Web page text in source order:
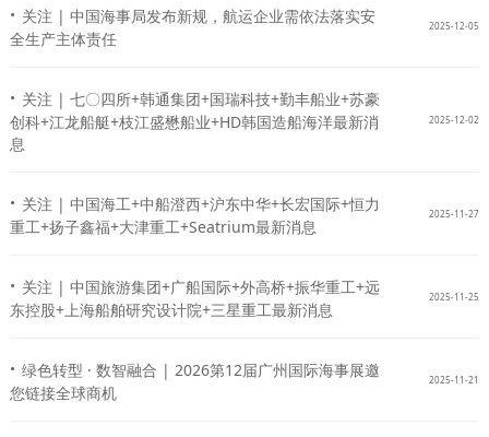
· 关注 | 中国海事局发布新规，航运企业需依法落实安
全生产主体责任
2025-12-05
· 关注 | 七〇四所+韩通集团+国瑞科技+勤丰船业+苏豪
创科+江龙船艇+枝江盛懋船业+HD韩国造船海洋最新消
息
2025-12-02
· 关注 | 中国海工+中船澄西+沪东中华+长宏国际+恒力
重工+扬子鑫福+大津重工+Seatrium最新消息
2025-11-27
· 关注 | 中国旅游集团+广船国际+外高桥+振华重工+远
东控股+上海船舶研究设计院+三星重工最新消息
2025-11-25
· 绿色转型 · 数智融合 | 2026第12届广州国际海事展邀
您链接全球商机
2025-11-21